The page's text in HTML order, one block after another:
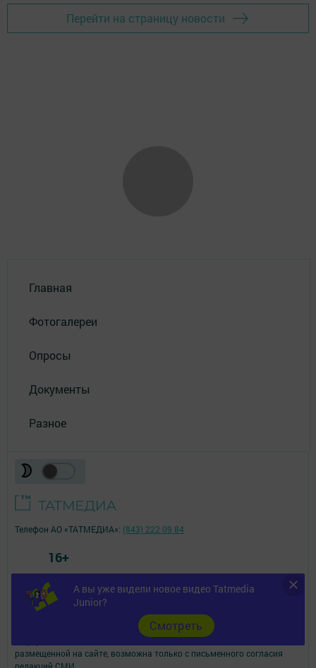
Перейти на страницу новости
Главная
Фотогалереи
Опросы
Документы
Разное
А вы уже видели новое видео Tatmedia
Junior?
Cмотреть
© 2011 - 2026. Шешминская новь. Все права защищены.
© ТАТМЕДИА. Все материалы, размещенные на сайте, защищены
законом.
Перепечатка, воспроизведение и распространение в любом объеме
размещенной на сайте, возможна только с письменного согласия
Телефон АО «ТАТМЕДИА»: (843) 222 09 84
16+